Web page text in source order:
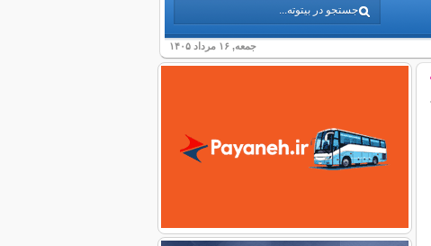
جمعه, ۱۶ مرداد ۱۴۰۵